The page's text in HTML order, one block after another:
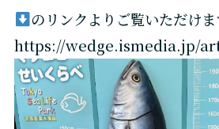
のリンクよりご覧いただけま
https://wedge.ismedia.jp/